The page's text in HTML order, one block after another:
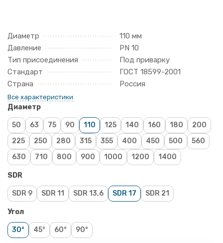
Диаметр
110 мм
Давление
PN 10
Тип присоединения
Под приварку
Стандарт
ГОСТ 18599-2001
Страна
Россия
Все характеристики
Диаметр
50 63 75 90 110 125 140 160 180
200
225
250 280 315 355 400 450 500
560
630
710 800 900 1000 1200 1400
SDR
SDR 9 SDR 11 SDR 13,6 SDR 17 SDR 21
Угол
30° 45° 60° 90°